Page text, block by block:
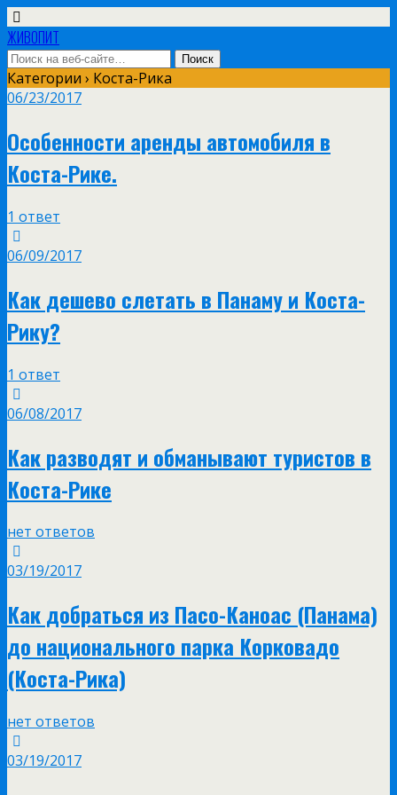
ЖИВОПИТ
Категории › Коста-Рика
06/23/2017
Особенности аренды автомобиля в
Коста-Рике.
1 ответ
06/09/2017
Как дешево слетать в Панаму и Коста-
Рику?
1 ответ
06/08/2017
Как разводят и обманывают туристов в
Коста-Рике
нет ответов
03/19/2017
Как добраться из Пасо-Каноас (Панама)
до национального парка Корковадо
(Коста-Рика)
нет ответов
03/19/2017